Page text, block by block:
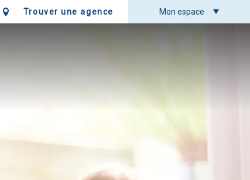
Trouver une agence Mon espace